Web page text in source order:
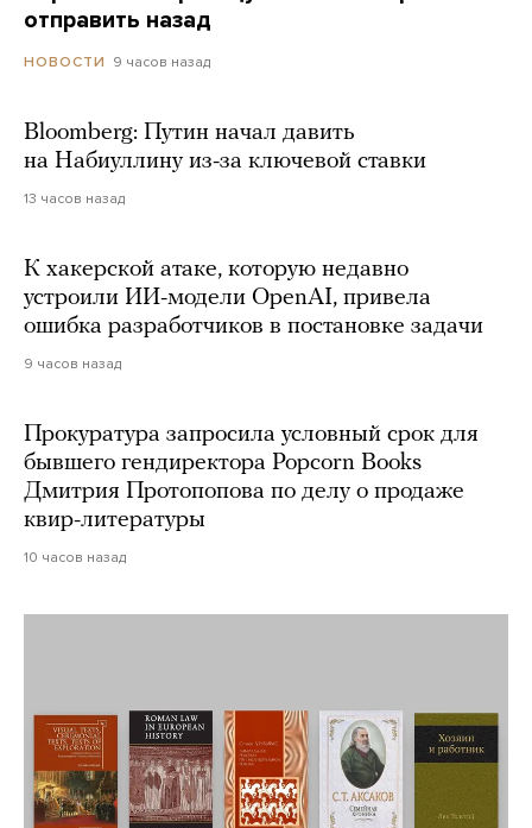
отправить назад
НОВОСТИ 9 часов назад
Bloomberg: Путин начал давить
на Набиуллину из-за ключевой ставки
13 часов назад
К хакерской атаке, которую недавно
устроили ИИ-модели OpenAI, привела
ошибка разработчиков в постановке задачи
9 часов назад
Прокуратура запросила условный срок для
бывшего гендиректора Popcorn Books
Дмитрия Протопопова по делу о продаже
квир-литературы
10 часов назад